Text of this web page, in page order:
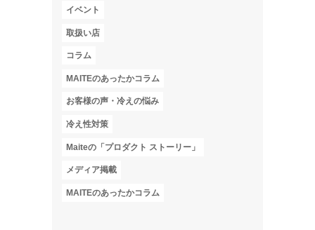
イベント
取扱い店
コラム
MAITEのあったかコラム
お客様の声・冷えの悩み
冷え性対策
Maiteの「プロダクト ストーリー」
メディア掲載
MAITEのあったかコラム